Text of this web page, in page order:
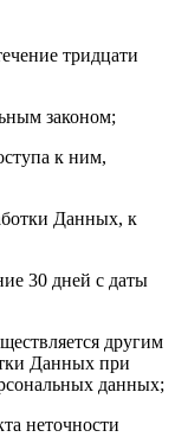
тридцати
законом;
к ним,
Данных, к
30 дней с даты
другим
Данных при
данных;
неточности